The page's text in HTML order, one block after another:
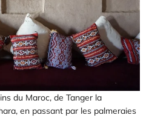
du Maroc, de Tanger la
en passant par les palmeraies